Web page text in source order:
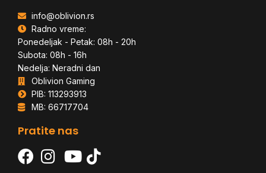
info@oblivion.rs
Radno vreme:
Ponedeljak - Petak: 08h - 20h
Subota: 08h - 16h
Nedelja: Neradni dan
Oblivion Gaming
PIB: 113293913
MB: 66717704
Pratite nas